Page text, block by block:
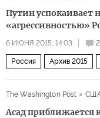
Путин успокаивает
«агрессивностью»
6 ИЮНЯ 2015, 14:03
Россия Архив 2015
The Washington Post
Асад приближается